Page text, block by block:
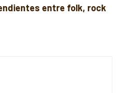
entre folk, rock